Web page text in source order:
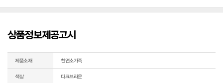
상품정보제공고시
제품소재 천연소가죽
색상 다크브라운